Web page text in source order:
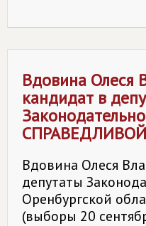
Вдовина Олеся
кандидат в
Вдовина Олеся
депутаты
Оренбургской
(выборы 20